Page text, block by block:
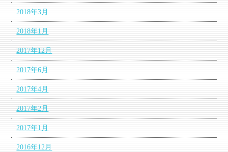
2018年3月
2018年1月
2017年12月
2017年6月
2017年4月
2017年2月
2017年1月
2016年12月